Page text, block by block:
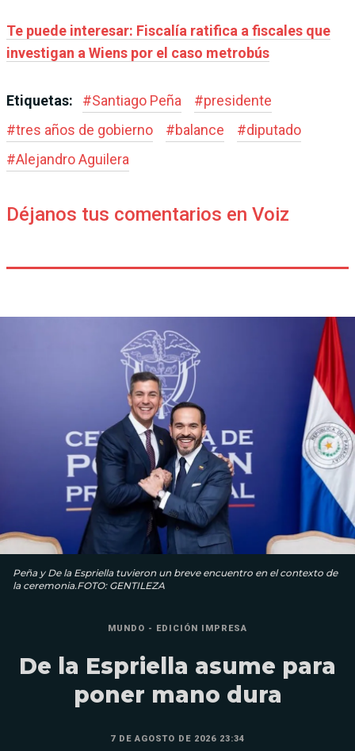
Te puede interesar: Fiscalía ratifica a fiscales que
investigan a Wiens por el caso metrobús
Etiquetas: #Santiago Peña #presidente
#tres años de gobierno #balance #diputado
#Alejandro Aguilera
Déjanos tus comentarios en Voiz
Peña y De la Espriella tuvieron un breve encuentro en el contexto de
la ceremonia.FOTO: GENTILEZA
MUNDO - EDICIÓN IMPRESA
De la Espriella asume para
poner mano dura
7 DE AGOSTO DE 2026 23:34